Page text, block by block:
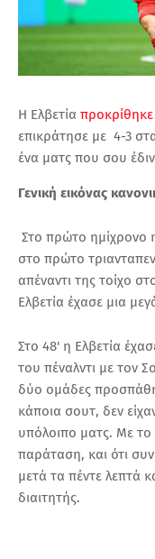
Η Ελβετία προκρίθηκε
επικράτησε με 4-3
ένα ματς που σου
Γενική εικόνας
Στο πρώτο ημίχρονο
στο πρώτο
απέναντι της τοίχο
Ελβετία έχασε μια
Στο 48' η Ελβετία
του πέναλντι με τον
δύο ομάδες
κάποια σουτ, δεν
υπόλοιπο ματς. Με το
παράταση, και ότι
μετά τα πέντε λεπτά
διαιτητής.